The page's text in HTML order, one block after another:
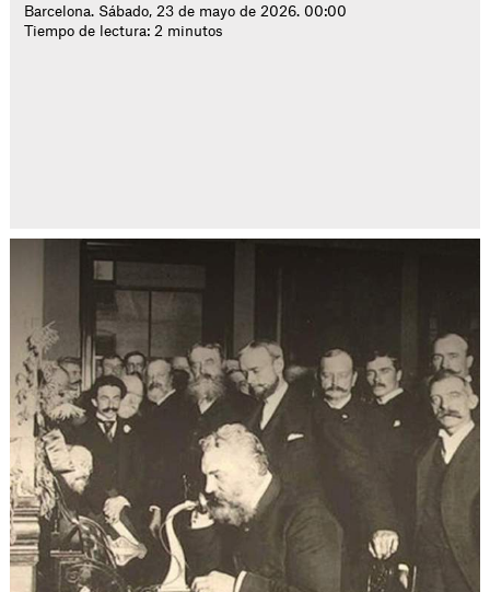
Barcelona. Sábado, 23 de mayo de 2026. 00:00
Tiempo de lectura: 2 minutos